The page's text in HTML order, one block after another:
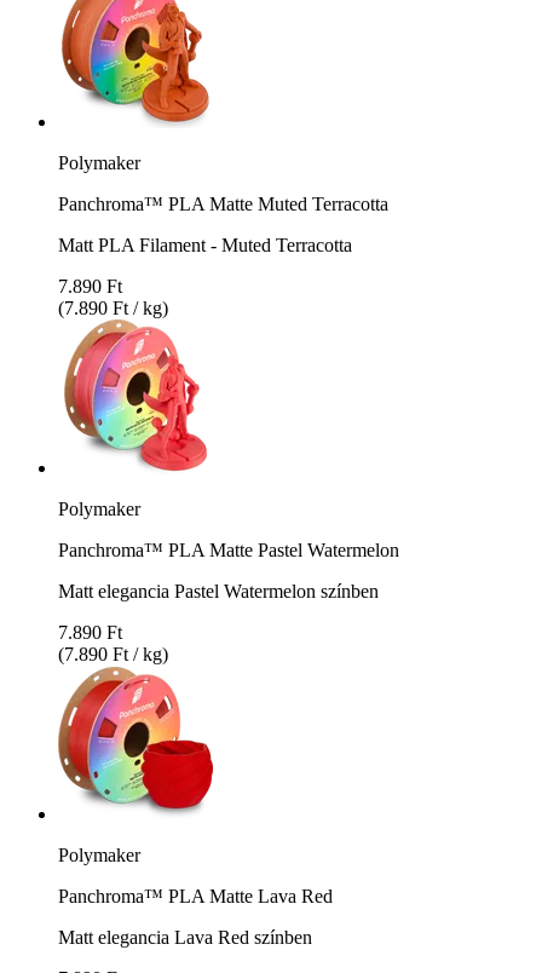
Polymaker
Panchroma™ PLA Matte Muted Terracotta
Matt PLA Filament - Muted Terracotta
7.890 Ft
(7.890 Ft / kg)
Polymaker
Panchroma™ PLA Matte Pastel Watermelon
Matt elegancia Pastel Watermelon színben
7.890 Ft
(7.890 Ft / kg)
Polymaker
Panchroma™ PLA Matte Lava Red
Matt elegancia Lava Red színben